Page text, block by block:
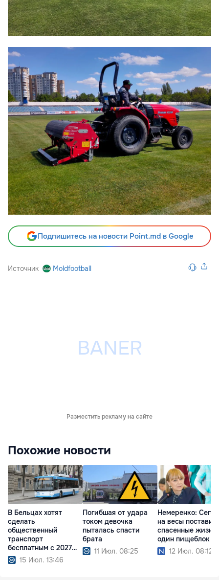
Подпишитесь на новости Point.md в Google
Источник Moldfootball
Разместить рекламу на сайте
Похожие новости
В Бельцах хотят
сделать
общественный
транспорт
бесплатным с 2027
года15 Июл. 13:46
Погибшая от удара
током девочка
пыталась спасти
брата
11 Июл. 08:25
Немеренко:
на весы
спасенные жизни
один пищеблок
12 Июл. 08:12